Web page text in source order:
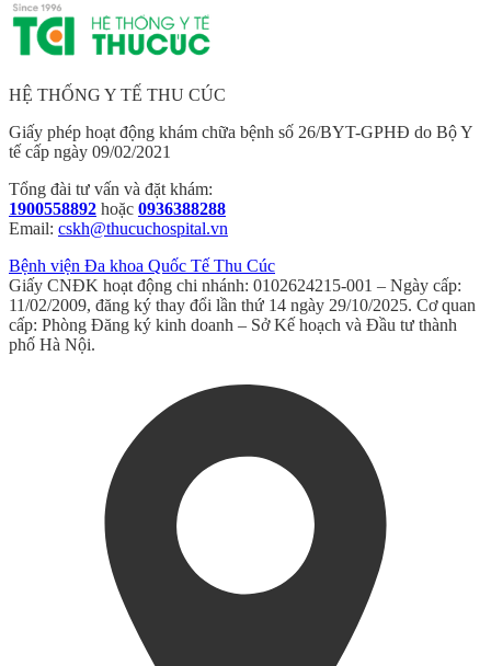
HỆ THỐNG Y TẾ THU CÚC
Giấy phép hoạt động khám chữa bệnh số 26/BYT-GPHĐ do Bộ Y
tế cấp ngày 09/02/2021
Tổng đài tư vấn và đặt khám:
1900558892 hoặc 0936388288
Email: cskh@thucuchospital.vn
Bệnh viện Đa khoa Quốc Tế Thu Cúc
Giấy CNĐK hoạt động chi nhánh: 0102624215-001 – Ngày cấp:
11/02/2009, đăng ký thay đổi lần thứ 14 ngày 29/10/2025. Cơ quan
cấp: Phòng Đăng ký kinh doanh – Sở Kế hoạch và Đầu tư thành
phố Hà Nội.